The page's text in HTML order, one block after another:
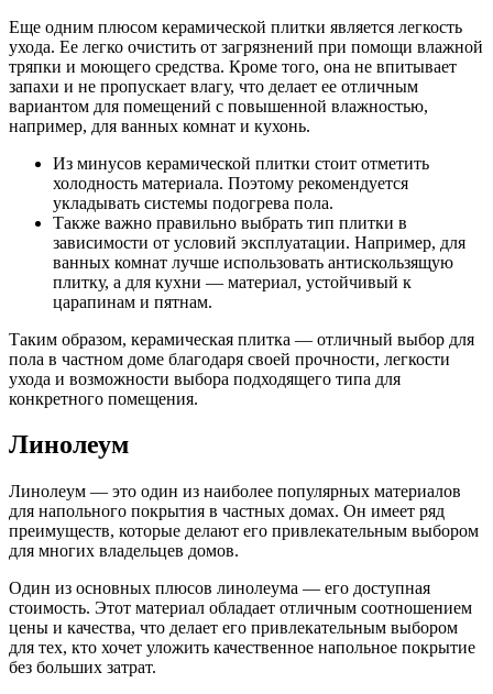
Еще одним плюсом керамической плитки является легкость
ухода. Ее легко очистить от загрязнений при помощи влажной
тряпки и моющего средства. Кроме того, она не впитывает
запахи и не пропускает влагу, что делает ее отличным
вариантом для помещений с повышенной влажностью,
например, для ванных комнат и кухонь.
Из минусов керамической плитки стоит отметить
холодность материала. Поэтому рекомендуется
укладывать системы подогрева пола.
Также важно правильно выбрать тип плитки в
зависимости от условий эксплуатации. Например, для
ванных комнат лучше использовать антискользящую
плитку, а для кухни — материал, устойчивый к
царапинам и пятнам.
Таким образом, керамическая плитка — отличный выбор для
пола в частном доме благодаря своей прочности, легкости
ухода и возможности выбора подходящего типа для
конкретного помещения.
Линолеум
Линолеум — это один из наиболее популярных материалов
для напольного покрытия в частных домах. Он имеет ряд
преимуществ, которые делают его привлекательным выбором
для многих владельцев домов.
Один из основных плюсов линолеума — его доступная
стоимость. Этот материал обладает отличным соотношением
цены и качества, что делает его привлекательным выбором
для тех, кто хочет уложить качественное напольное покрытие
без больших затрат.